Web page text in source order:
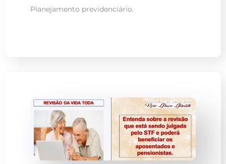
Planejamento previdenciário.